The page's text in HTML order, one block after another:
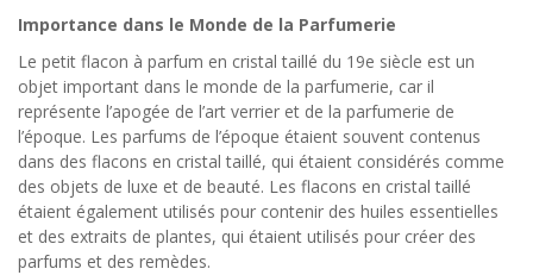
Importance dans le Monde de la Parfumerie
Le petit flacon à parfum en cristal taillé du 19e siècle est un
objet important dans le monde de la parfumerie, car il
représente l’apogée de l’art verrier et de la parfumerie de
l’époque. Les parfums de l’époque étaient souvent contenus
dans des flacons en cristal taillé, qui étaient considérés comme
des objets de luxe et de beauté. Les flacons en cristal taillé
étaient également utilisés pour contenir des huiles essentielles
et des extraits de plantes, qui étaient utilisés pour créer des
parfums et des remèdes.